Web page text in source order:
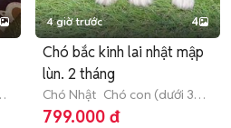
4 giờ trước 4
Chó bắc kinh lai nhật mập
lùn. 2 tháng
Chó Nhật Chó con (dưới 3
tháng tuổi)
799.000 đ